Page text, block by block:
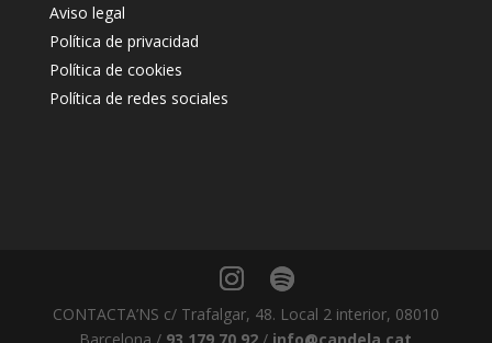
Aviso legal
Política de privacidad
Política de cookies
Política de redes sociales
CONTACTA’NS c/ Trafalgar, 48. Local 2 interior, 08010